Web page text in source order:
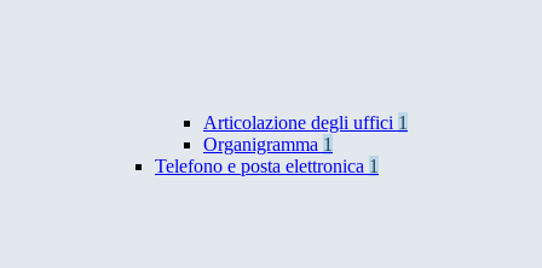
Articolazione degli uffici 1
Organigramma 1
Telefono e posta elettronica 1